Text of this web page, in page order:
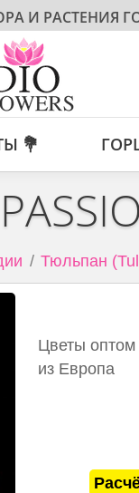
И РАСТЕНИЯ
💐
Тюльпан
Цветы оптом
из Европа